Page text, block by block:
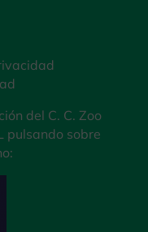
del C. C. Zoo
pulsando sobre